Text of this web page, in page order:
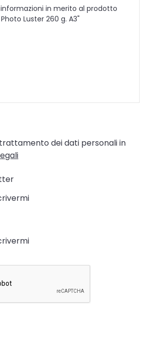
dei dati personali in